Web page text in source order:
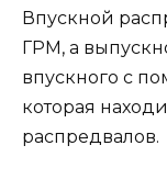
Впускной
ГРМ, а
впускного с
которая
распредвалов.